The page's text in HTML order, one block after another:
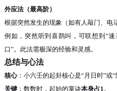
外应法（最高阶）
根据突然发生的现象（如有人敲门、电
例如，突然听到喜鹊叫，可联想到 “
口”。此法需极深的经验和灵感。
总结与心法
核心：小六壬的起卦核心是“月日时”或
关键：数数时，起始的掌诀本身占1 。